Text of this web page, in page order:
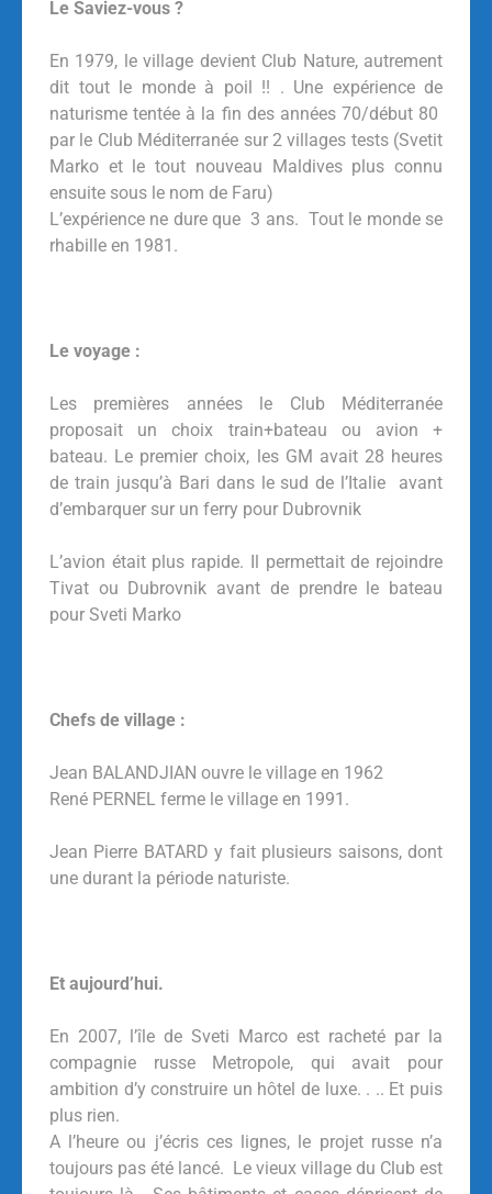
Le Saviez-vous ?
En 1979, le village devient Club Nature, autrement
dit tout le monde à poil !! . Une expérience de
naturisme tentée à la fin des années 70/début 80
par le Club Méditerranée sur 2 villages tests (Svetit
Marko et le tout nouveau Maldives plus connu
ensuite sous le nom de Faru)
L’expérience ne dure que 3 ans. Tout le monde se
rhabille en 1981.
Le voyage :
Les premières années le Club Méditerranée
proposait un choix train+bateau ou avion +
bateau. Le premier choix, les GM avait 28 heures
de train jusqu’à Bari dans le sud de l’Italie avant
d’embarquer sur un ferry pour Dubrovnik
L’avion était plus rapide. Il permettait de rejoindre
Tivat ou Dubrovnik avant de prendre le bateau
pour Sveti Marko
Chefs de village :
Jean BALANDJIAN ouvre le village en 1962
René PERNEL ferme le village en 1991.
Jean Pierre BATARD y fait plusieurs saisons, dont
une durant la période naturiste.
Et aujourd’hui.
En 2007, l’île de Sveti Marco est racheté par la
compagnie russe Metropole, qui avait pour
ambition d’y construire un hôtel de luxe. . .. Et puis
plus rien.
A l’heure ou j’écris ces lignes, le projet russe n’a
toujours pas été lancé. Le vieux village du Club est